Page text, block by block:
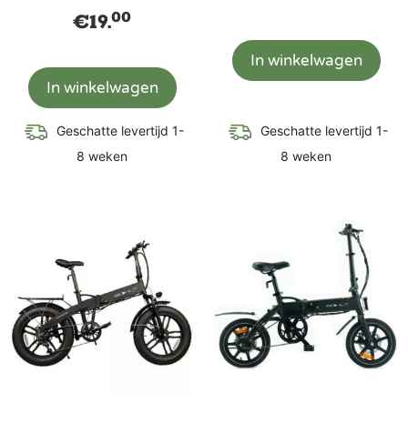
€19.00
In winkelwagen
Geschatte levertijd 1-
8 weken
In winkelwagen
Geschatte levertijd 1-
8 weken